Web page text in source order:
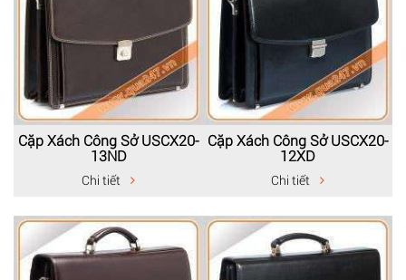
Cặp Xách Công Sở USCX20-
13ND
Chi tiết
Cặp Xách Công Sở USCX20-
12XD
Chi tiết